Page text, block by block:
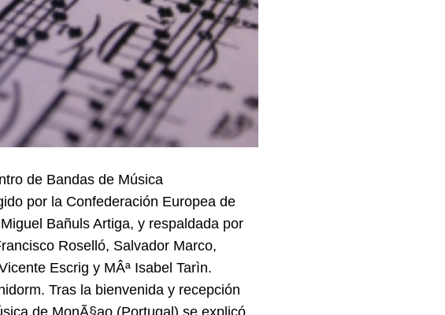
de Bandas de Música
por la Confederación Europea de
Bañuls Artiga, y respaldada por
Roselló, Salvador Marco,
Escrig y MÂª Isabel Tarìn.
Tras la bienvenida y recepción
de MonÃ§ao (Portugal) se explicó